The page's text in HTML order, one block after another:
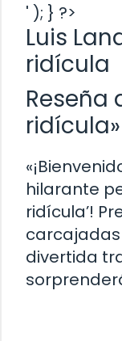
' ); } ?>
Luis
ridícula
Reseña
ridícula»
hilarante
ridícula’!
divertida